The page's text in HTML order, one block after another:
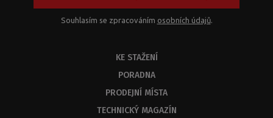
kombinací.
Souhlasím se zpracováním osobních údajů.
KE STAŽENÍ
PORADNA
PRODEJNÍ MÍSTA
TECHNICKÝ MAGAZÍN